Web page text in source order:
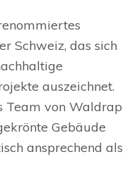
Schweiz, das sich
auszeichnet.
Team von Waldrap
Gebäude
ansprechend als